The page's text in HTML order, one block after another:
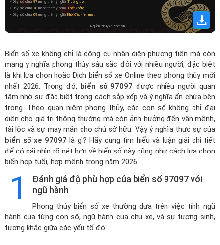
» Dãy số chứa97 mang thêm ý nghĩa Trường thọ.
» Dãy số chứa 70 mang thêm ý nghĩaThất không.
» Dãy số chứa 09 mang thêm ý nghĩaKhởi đầu viên mãn.
Nguồn: dailyxe.com.vn
Biển số xe không chỉ là công cụ nhận diện phương tiện mà còn
mang ý nghĩa phong thủy sâu sắc đối với nhiều người, đặc biệt
là khi lựa chọn hoặcDịch biển số xe Online theo phong thủy mới
nhất 2026. Trong đó, biển số 97097 được nhiều người quan
tâm nhờ sự đặc biệt trong cách sắp xếp và ý nghĩa ẩn chứa bên
trong. Theo quan niệm phong thủy, các con số không chỉ đại
diện cho giá trị thông thường mà còn ảnh hưởng đến vận mệnh,
tài lộc và sự may mắn cho chủ sở hữu. Vậy ý nghĩa thực sự của
biển số xe 97097 là gì? Hãy cùng tìm hiểu và luận giải chi tiết
để có cái nhìn rõ nét hơn về biển số này cũng như cách lựa chọn
biển hợp tuổi, hợp mệnh trong năm 2026
1
Đánh giá độ phù hợp của biển số 97097 với
ngũ hành
Phong thủy biển số xe thường dựa trên việc tính ngũ
hành của từng con số, ngũ hành của chủ xe, và sự tương sinh,
tương khắc giữa các yếu tố đó.